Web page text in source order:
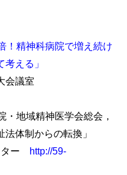
！精神科病院で増え続け
える」
会議室
地域精神医学会総会，
体制からの転換」
ター http://59-